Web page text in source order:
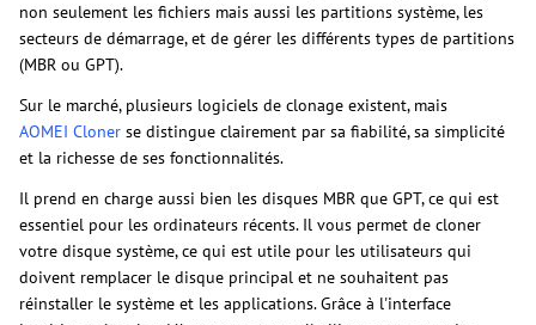
non seulement les fichiers mais aussi les partitions système, les
secteurs de démarrage, et de gérer les différents types de partitions
(MBR ou GPT).
Sur le marché, plusieurs logiciels de clonage existent, mais
AOMEI Cloner se distingue clairement par sa fiabilité, sa simplicité
et la richesse de ses fonctionnalités.
Il prend en charge aussi bien les disques MBR que GPT, ce qui est
essentiel pour les ordinateurs récents. Il vous permet de cloner
votre disque système, ce qui est utile pour les utilisateurs qui
doivent remplacer le disque principal et ne souhaitent pas
réinstaller le système et les applications. Grâce à l'interface